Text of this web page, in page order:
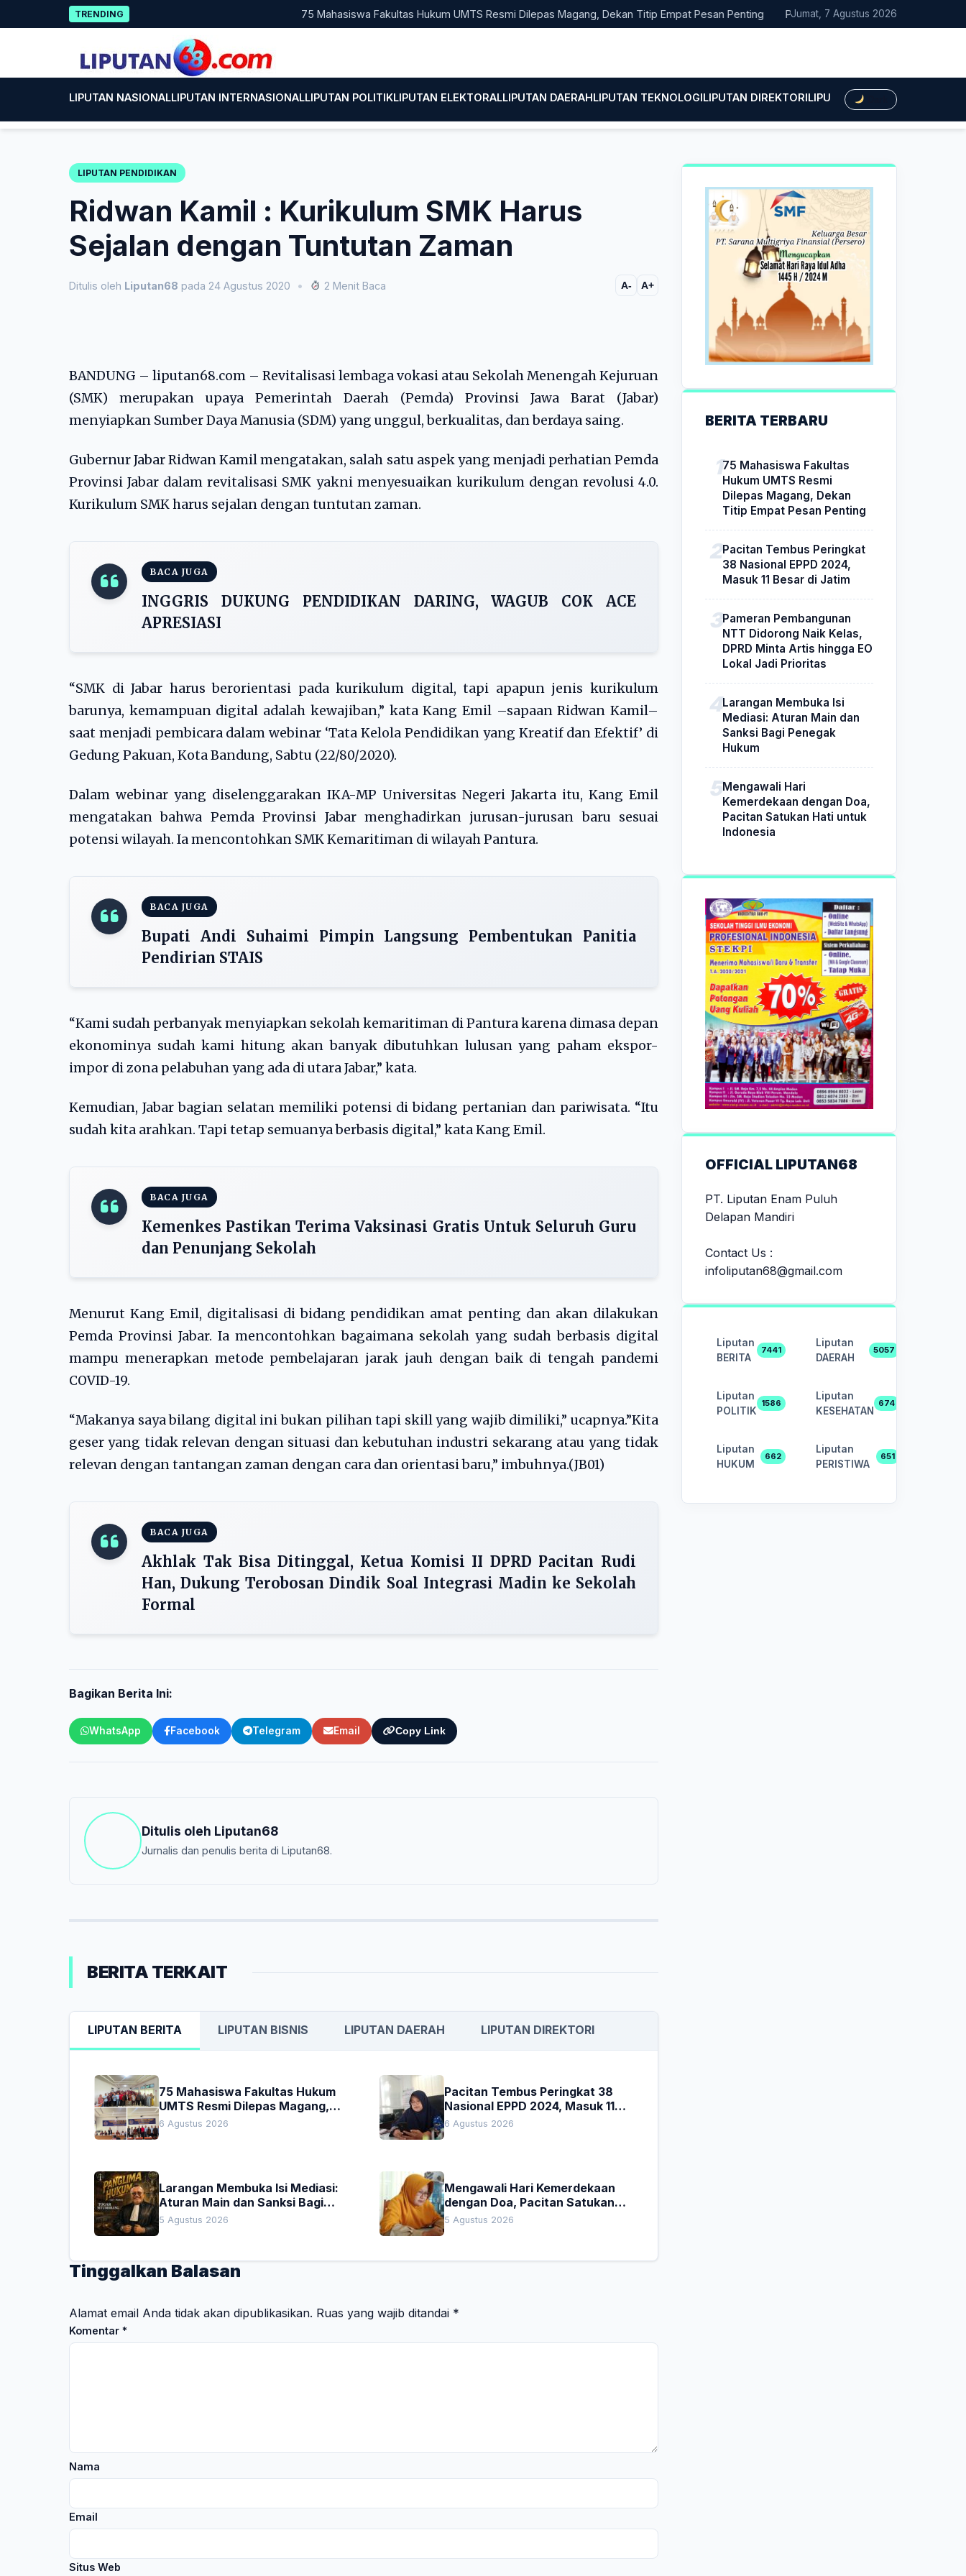
to
TRENDING 75 Mahasiswa Fakultas Hukum UMTS Resmi Dilepas Magang, Dekan Titip Empat Pesan Penting Pacitan Tembus Peringkat 38 Nasional
Jumat, 7 Agustus 2026
LIPUTAN NASIONALLIPUTAN INTERNASIONALLIPUTAN POLITIKLIPUTAN ELEKTORALLIPUTAN DAERAHLIPUTAN TEKNOLOGILIPUTAN DIREKTORILIPUTAN HUKUMLIPUTAN
LIPUTAN PENDIDIKAN
Ridwan Kamil : Kurikulum SMK Harus
Sejalan dengan Tuntutan Zaman
Ditulis oleh Liputan68 pada 24 Agustus 2020 • 2 Menit Baca A- A+
BANDUNG – liputan68.com – Revitalisasi lembaga vokasi atau Sekolah Menengah Kejuruan
(SMK) merupakan upaya Pemerintah Daerah (Pemda) Provinsi Jawa Barat (Jabar)
menyiapkan Sumber Daya Manusia (SDM) yang unggul, berkualitas, dan berdaya saing.
Gubernur Jabar Ridwan Kamil mengatakan, salah satu aspek yang menjadi perhatian Pemda
Provinsi Jabar dalam revitalisasi SMK yakni menyesuaikan kurikulum dengan revolusi 4.0.
Kurikulum SMK harus sejalan dengan tuntutan zaman.
BACA JUGA
INGGRIS DUKUNG PENDIDIKAN DARING, WAGUB COK ACE
APRESIASI
“SMK di Jabar harus berorientasi pada kurikulum digital, tapi apapun jenis kurikulum
barunya, kemampuan digital adalah kewajiban,” kata Kang Emil –sapaan Ridwan Kamil–
saat menjadi pembicara dalam webinar ‘Tata Kelola Pendidikan yang Kreatif dan Efektif’ di
Gedung Pakuan, Kota Bandung, Sabtu (22/80/2020).
Dalam webinar yang diselenggarakan IKA-MP Universitas Negeri Jakarta itu, Kang Emil
mengatakan bahwa Pemda Provinsi Jabar menghadirkan jurusan-jurusan baru sesuai
potensi wilayah. Ia mencontohkan SMK Kemaritiman di wilayah Pantura.
BACA JUGA
Bupati Andi Suhaimi Pimpin Langsung Pembentukan Panitia
Pendirian STAIS
“Kami sudah perbanyak menyiapkan sekolah kemaritiman di Pantura karena dimasa depan
ekonominya sudah kami hitung akan banyak dibutuhkan lulusan yang paham ekspor-
impor di zona pelabuhan yang ada di utara Jabar,” kata.
Kemudian, Jabar bagian selatan memiliki potensi di bidang pertanian dan pariwisata. “Itu
sudah kita arahkan. Tapi tetap semuanya berbasis digital,” kata Kang Emil.
BACA JUGA
Kemenkes Pastikan Terima Vaksinasi Gratis Untuk Seluruh Guru
dan Penunjang Sekolah
Menurut Kang Emil, digitalisasi di bidang pendidikan amat penting dan akan dilakukan
Pemda Provinsi Jabar. Ia mencontohkan bagaimana sekolah yang sudah berbasis digital
mampu menerapkan metode pembelajaran jarak jauh dengan baik di tengah pandemi
COVID-19.
“Makanya saya bilang digital ini bukan pilihan tapi skill yang wajib dimiliki,” ucapnya.”Kita
geser yang tidak relevan dengan situasi dan kebutuhan industri sekarang atau yang tidak
relevan dengan tantangan zaman dengan cara dan orientasi baru,” imbuhnya.(JB01)
BACA JUGA
Akhlak Tak Bisa Ditinggal, Ketua Komisi II DPRD Pacitan Rudi
Han, Dukung Terobosan Dindik Soal Integrasi Madin ke Sekolah
Formal
Bagikan Berita Ini:
WhatsApp Facebook Telegram Email Copy Link
Ditulis oleh Liputan68
Jurnalis dan penulis berita di Liputan68.
BERITA TERKAIT
LIPUTAN BERITA LIPUTAN BISNIS LIPUTAN DAERAH LIPUTAN DIREKTORI
75 Mahasiswa Fakultas Hukum
UMTS Resmi Dilepas Magang,
Dekan Titip Empat Pesan
6 Agustus 2026
Pacitan Tembus Peringkat 38
Nasional EPPD 2024, Masuk 11
Besar di Jatim
6 Agustus 2026
Larangan Membuka Isi Mediasi:
Aturan Main dan Sanksi Bagi
Penegak Hukum
5 Agustus 2026
Mengawali Hari Kemerdekaan
dengan Doa, Pacitan Satukan
Hati untuk Indonesia
5 Agustus 2026
Tinggalkan Balasan
Alamat email Anda tidak akan dipublikasikan. Ruas yang wajib ditandai *
Komentar *
Nama
Email
Situs Web
BERITA TERBARU
75 Mahasiswa Fakultas
Hukum UMTS Resmi
Dilepas Magang, Dekan
Titip Empat Pesan Penting
Pacitan Tembus Peringkat
38 Nasional EPPD 2024,
Masuk 11 Besar di Jatim
Pameran Pembangunan
NTT Didorong Naik Kelas,
DPRD Minta Artis hingga EO
Lokal Jadi Prioritas
Larangan Membuka Isi
Mediasi: Aturan Main dan
Sanksi Bagi Penegak
Hukum
Mengawali Hari
Kemerdekaan dengan Doa,
Pacitan Satukan Hati untuk
Indonesia
OFFICIAL LIPUTAN68
PT. Liputan Enam Puluh
Delapan Mandiri
Contact Us :
infoliputan68@gmail.com
Liputan
BERITA
7441
Liputan
DAERAH
5057
Liputan
POLITIK
1586
Liputan
KESEHATAN
674
Liputan
HUKUM
662
Liputan
PERISTIWA
651